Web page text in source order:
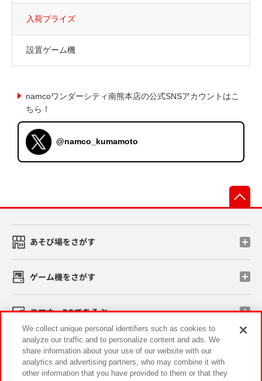
入荷プライズ
設置ゲーム機
namcoワンダーシティ南熊本店の公式SNSアカウントはこ
ちら！
@namco_kumamoto
あそび場をさがす
ゲーム機をさがす
スマホ・PCであそぶ
イベント・キャンペーン
We collect unique personal identifiers such as cookies to
analyze our traffic and to personalize content and ads. We
share information about your use of our website with our
analytics and advertising partners, who may combine it with
other information that you have provided to them or that they